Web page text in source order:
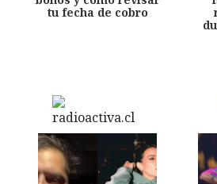
tu fecha de cobro